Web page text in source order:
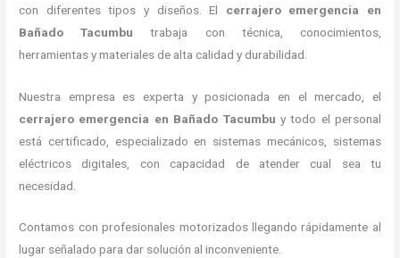
con diferentes tipos y diseños. El cerrajero emergencia en
Bañado Tacumbu trabaja con técnica, conocimientos,
herramientas y materiales de alta calidad y durabilidad.
Nuestra empresa es experta y posicionada en el mercado, el
cerrajero emergencia en Bañado Tacumbu y todo el personal
está certificado, especializado en sistemas mecánicos, sistemas
eléctricos digitales, con capacidad de atender cual sea tu
necesidad.
Contamos con profesionales motorizados llegando rápidamente al
lugar señalado para dar solución al inconveniente.